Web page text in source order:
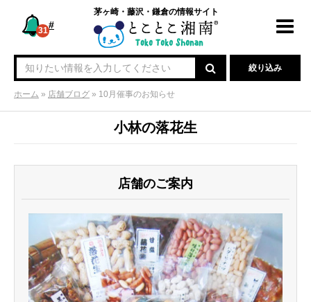
#
31
茅ヶ崎・藤沢・鎌倉の情報サイト
絞り込み
ホーム » 店舗ブログ » 10月催事のお知らせ
小林の落花生
店舗のご案内